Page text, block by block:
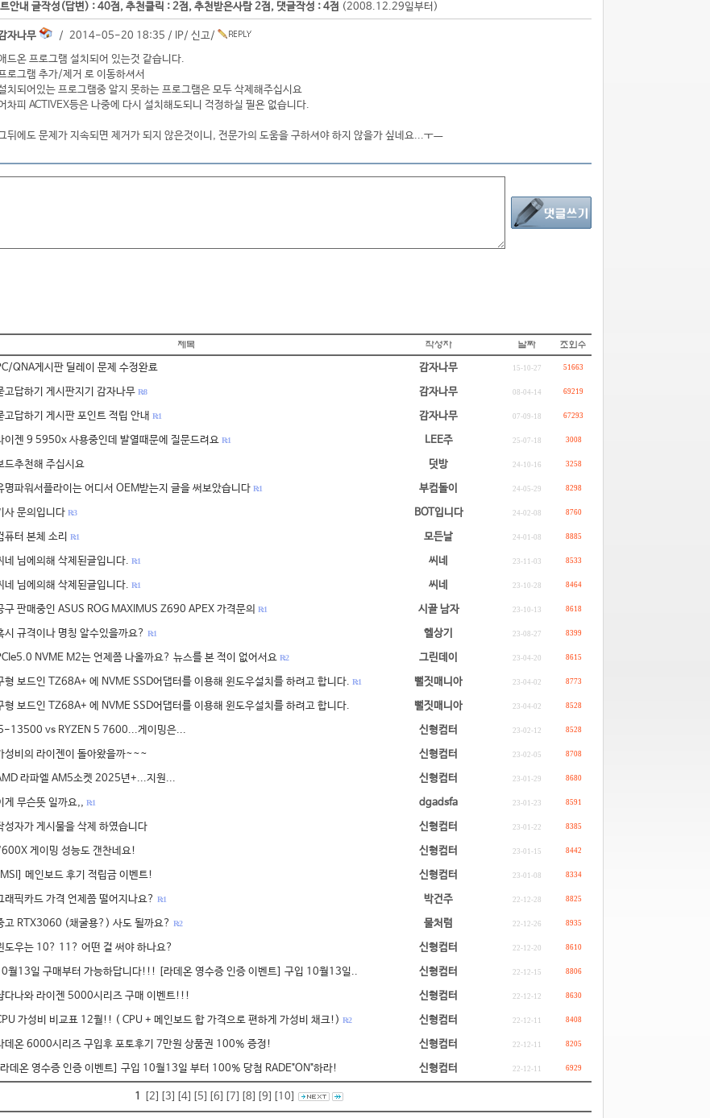
안내 글작성(답변) : 40점, 추천클릭 : 2점, 추천받은사람 2점, 댓글작성 : 4점 (2008.12.29일부터)
자나무 / 2014-05-20 18:35 / IP/ 신고/
드온 프로그램 설치되어 있는것 같습니다.
로그램 추가/제거 로 이동하셔서
치되어있는 프로그램중 알지 못하는 프로그램은 모두 삭제해주십시요
차피 ACTIVEX등은 나중에 다시 설치해도되니 걱정하실 필욘 없습니다.
뒤에도 문제가 지속되면 제거가 되지 않은것이니, 전문가의 도움을 구하셔야 하지 않을가 싶네요...ㅜㅡ
QNA게시판 딜레이 문제 수정완료 감자나무 15-10-27 51663
고답하기 게시판지기 감자나무 R: 8 감자나무 08-04-14 69219
고답하기 게시판 포인트 적립 안내 R: 1 감자나무 07-09-18 67293
이젠 9 5950x 사용중인데 발열때문에 질문드려요 R: 1 LEE주 25-07-18 3008
드추천해 주십시요 덧방 24-10-16 3258
명파워서플라이는 어디서 OEM받는지 글을 써보았습니다 R: 1 부컴돌이 24-05-29 8298
사 문의입니다 R: 3 BOT입니다 24-02-08 8760
퓨터 본체 소리 R: 1 모든날 24-01-08 8885
네 님에의해 삭제된글입니다. R: 1 씨네 23-11-03 8533
네 님에의해 삭제된글입니다. R: 1 씨네 23-10-28 8464
구 판매중인 ASUS ROG MAXIMUS Z690 APEX 가격문의 R: 1 시골 남자 23-10-13 8618
시 규격이나 명칭 알수있을까요? R: 1 헬상기 23-08-27 8399
NVME M2는 언제쯤 나올까요? 뉴스를 본 적이 없어서요 R: 2 그린데이 23-04-20 8615
형 보드인 TZ68A+ 에 NVME SSD어댑터를 이용해 윈도우설치를 하려고 합니다. R: 1 뻘짓매니아 23-04-02 8773
형 보드인 TZ68A+ 에 NVME SSD어댑터를 이용해 윈도우설치를 하려고 합니다. 뻘짓매니아 23-04-02 8528
13500 vs RYZEN 5 7600...게이밍은... 신형컴터 23-02-12 8528
성비의 라이젠이 돌아왔을까~~~ 신형컴터 23-02-05 8708
라파엘 AM5소켓 2025년+...지원... 신형컴터 23-01-29 8680
게 무슨뜻 일까요,, R: 1 dgadsfa 23-01-23 8591
성자가 게시물을 삭제 하였습니다 신형컴터 23-01-22 8385
게이밍 성능도 갠찬네요! 신형컴터 23-01-15 8442
[MSI] 메인보드 후기 적립금 이벤트! 신형컴터 23-01-08 8334
래픽카드 가격 언제쯤 떨어지나요? R: 1 박건주 22-12-28 8825
고 RTX3060 (채굴용?) 사도 될까요? R: 2 물처럼 22-12-26 8935
도우는 10? 11? 어떤 걸 써야 하나요? 신형컴터 22-12-20 8610
월13일 구매부터 가능하답니다!!! [라데온 영수증 인증 이벤트] 구입 10월13일.. 신형컴터 22-12-15 8806
다나와 라이젠 5000시리즈 구매 이벤트!!! 신형컴터 22-12-12 8630
가성비 비교표 12월!! ( CPU + 메인보드 합 가격으로 편하게 가성비 채크!) R: 2 신형컴터 22-12-11 8408
데온 6000시리즈 구입후 포토후기 7만원 상품권 100% 증정! 신형컴터 22-12-11 8205
[라데온 영수증 인증 이벤트] 구입 10월13일 부터 100% 당첨 RADE"ON"하라! 신형컴터 22-12-11 6929
1 [2] [3] [4] [5] [6] [7] [8] [9] [10]